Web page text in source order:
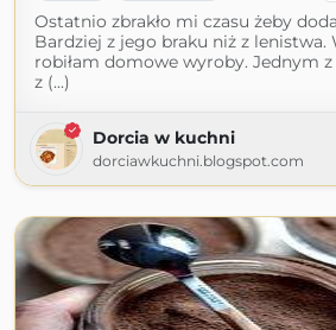
Ostatnio zbrakło mi czasu żeby
Bardziej z jego braku niż z lenistwa.
robiłam domowe wyroby. Jednym
z (...)
Dorcia w kuchni
dorciawkuchni.blogspot.com